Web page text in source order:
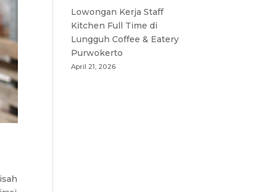
Lowongan Kerja Staff
Kitchen Full Time di
Lungguh Coffee & Eatery
Purwokerto
April 21, 2026